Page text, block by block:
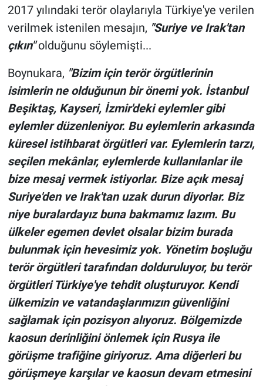
2017 yılındaki terör olaylarıyla Türkiye'ye verilen
verilmek istenilen mesajın, "Suriye ve Irak'tan
çıkın"olduğunu söylemişti...
Boynukara, "Bizim için terör örgütlerinin
isimlerin ne olduğunun bir önemi yok. İstanbul
Beşiktaş, Kayseri, İzmir'deki eylemler gibi
eylemler düzenleniyor. Bu eylemlerin arkasında
küresel istihbarat örgütleri var. Eylemlerin tarzı,
seçilen mekânlar, eylemlerde kullanılanlar ile
bize mesaj vermek istiyorlar. Bize açık mesaj
Suriye'den ve Irak'tan uzak durun diyorlar. Biz
niye buralardayız buna bakmamız lazım. Bu
ülkeler egemen devlet olsalar bizim burada
bulunmak için hevesimiz yok. Yönetim boşluğu
terör örgütleri tarafından dolduruluyor, bu terör
örgütleri Türkiye'ye tehdit oluşturuyor. Kendi
ülkemizin ve vatandaşlarımızın güvenliğini
sağlamak için pozisyon alıyoruz. Bölgemizde
kaosun derinliğini önlemek için Rusya ile
görüşme trafiğine giriyoruz. Ama diğerleri bu
görüşmeye karşılar ve kaosun devam etmesini